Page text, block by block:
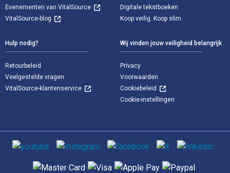
Evenementen van VitalSource
VitalSource-blog
Digitale tekstboeken
Koop veilig. Koop slim
Hulp nodig?
Retourbeleid
Veelgestelde vragen
VitalSource-klantenservice
Wij vinden jouw veiligheid belangrijk
Privacy
Voorwaarden
Cookiebeleid
Cookie-instellingen
Sociale media
Ondersteunde betaalmethoden